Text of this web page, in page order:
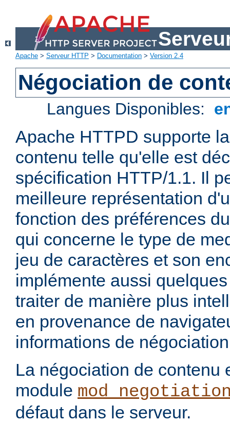
Apache > Serveur HTTP > Documentation > Version 2.4
Négociation de
Langues Disponibles:
Apache HTTPD supporte
contenu telle qu'elle est
spécification HTTP/1.1. Il
meilleure représentation
fonction des préférences
qui concerne le type de
jeu de caractères et son
implémente aussi
traiter de manière plus
en provenance de
informations de
La négociation de contenu
module
défaut dans le serveur.